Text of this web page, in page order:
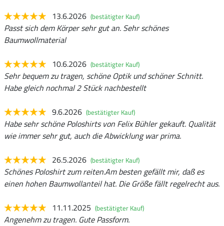
13.6.2026 (bestätigter Kauf)
Passt sich dem Körper sehr gut an. Sehr schönes
Baumwollmaterial
10.6.2026 (bestätigter Kauf)
Sehr bequem zu tragen, schöne Optik und schöner Schnitt.
Habe gleich nochmal 2 Stück nachbestellt
9.6.2026 (bestätigter Kauf)
Habe sehr schöne Poloshirts von Felix Bühler gekauft. Qualität
wie immer sehr gut, auch die Abwicklung war prima.
26.5.2026 (bestätigter Kauf)
Schönes Poloshirt zum reiten.Am besten gefällt mir, daß es
einen hohen Baumwollanteil hat. Die Größe fällt regelrecht aus.
11.11.2025 (bestätigter Kauf)
Angenehm zu tragen. Gute Passform.